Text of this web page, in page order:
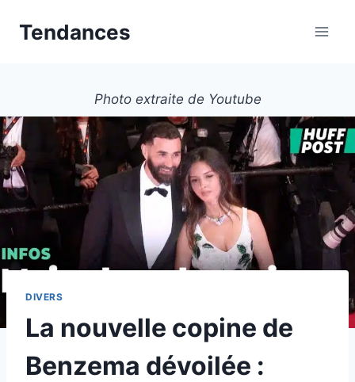
Tendances
Photo extraite de Youtube
DIVERS
La nouvelle copine de
Benzema dévoilée :